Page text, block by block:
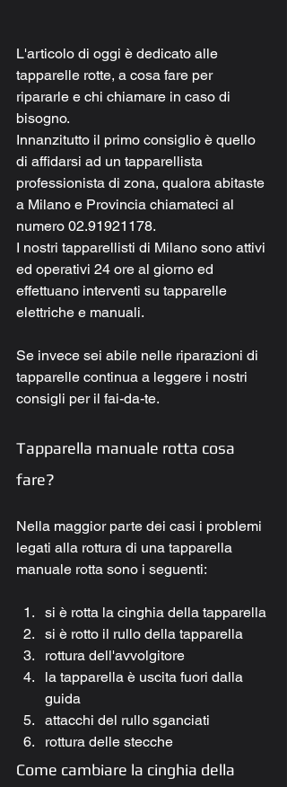
L'articolo di oggi è dedicato alle
tapparelle rotte, a cosa fare per
ripararle e chi chiamare in caso di
bisogno.
Innanzitutto il primo consiglio è quello
di affidarsi ad un tapparellista
professionista di zona, qualora abitaste
a Milano e Provincia chiamateci al
numero 02.91921178.
I nostri tapparellisti di Milano sono attivi
ed operativi 24 ore al giorno ed
effettuano interventi su tapparelle
elettriche e manuali.
Se invece sei abile nelle riparazioni di
tapparelle continua a leggere i nostri
consigli per il fai-da-te.
Tapparella manuale rotta cosa
fare?
Nella maggior parte dei casi i problemi
legati alla rottura di una tapparella
manuale rotta sono i seguenti:
si è rotta la cinghia della tapparella
si è rotto il rullo della tapparella
rottura dell'avvolgitore
la tapparella è uscita fuori dalla
guida
attacchi del rullo sganciati
rottura delle stecche
Come cambiare la cinghia della